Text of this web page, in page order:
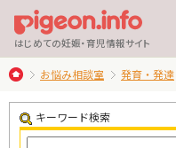
はじめての妊娠・育児情報サイト
お悩み相談室 発育・発達
キーワード検索